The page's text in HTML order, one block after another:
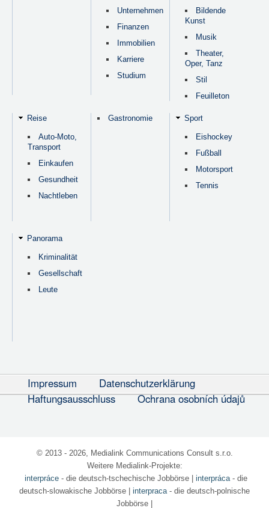
Unternehmen
Finanzen
Immobilien
Karriere
Studium
Bildende
Kunst
Musik
Theater,
Oper, Tanz
Stil
Feuilleton
Reise
Auto-Moto,
Transport
Einkaufen
Gesundheit
Nachtleben
Gastronomie Sport
Eishockey
Fußball
Motorsport
Tennis
Panorama
Kriminalität
Gesellschaft
Leute
Impressum
Datenschutzerklärung
Haftungsausschluss
Ochrana osobních údajů
© 2013 - 2026, Medialink Communications Consult s.r.o.
Weitere Medialink-Projekte:
interpráce- die deutsch-tschechische Jobbörse| interpráca- die
deutsch-slowakische Jobbörse | interpraca- die deutsch-polnische
Jobbörse |